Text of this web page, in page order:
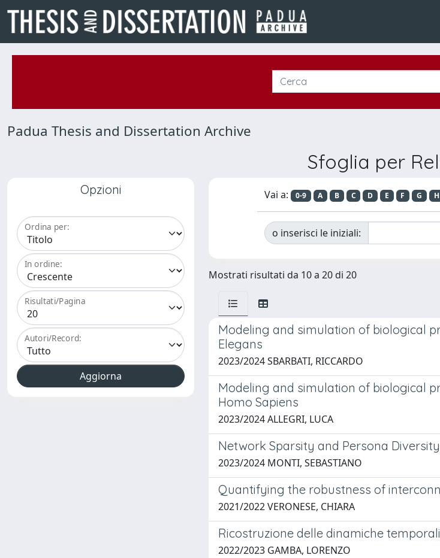
Padua Thesis and Dissertation Archive
Sfoglia per
Opzioni
Ordina per:
In ordine:
Risultati/Pagina
Autori/Record:
Vai a: 0-9 A B C D E F G H
o inserisci le iniziali:
Mostrati risultati da 10 a 20 di 20
Modeling and simulation of biological
Elegans
2023/2024 SBARBATI, RICCARDO
Modeling and simulation of biological
Homo Sapiens
2023/2024 ALLEGRI, LUCA
Network Sparsity and Persona
2023/2024 MONTI, SEBASTIANO
Quantifying the robustness of
2021/2022 VERONESE, CHIARA
Ricostruzione delle dinamiche
2022/2023 GAMBA, LORENZO